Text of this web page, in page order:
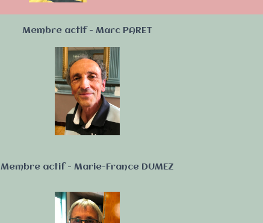
Membre actif - Marc PARET
Membre actif - Marie-France DUMEZ